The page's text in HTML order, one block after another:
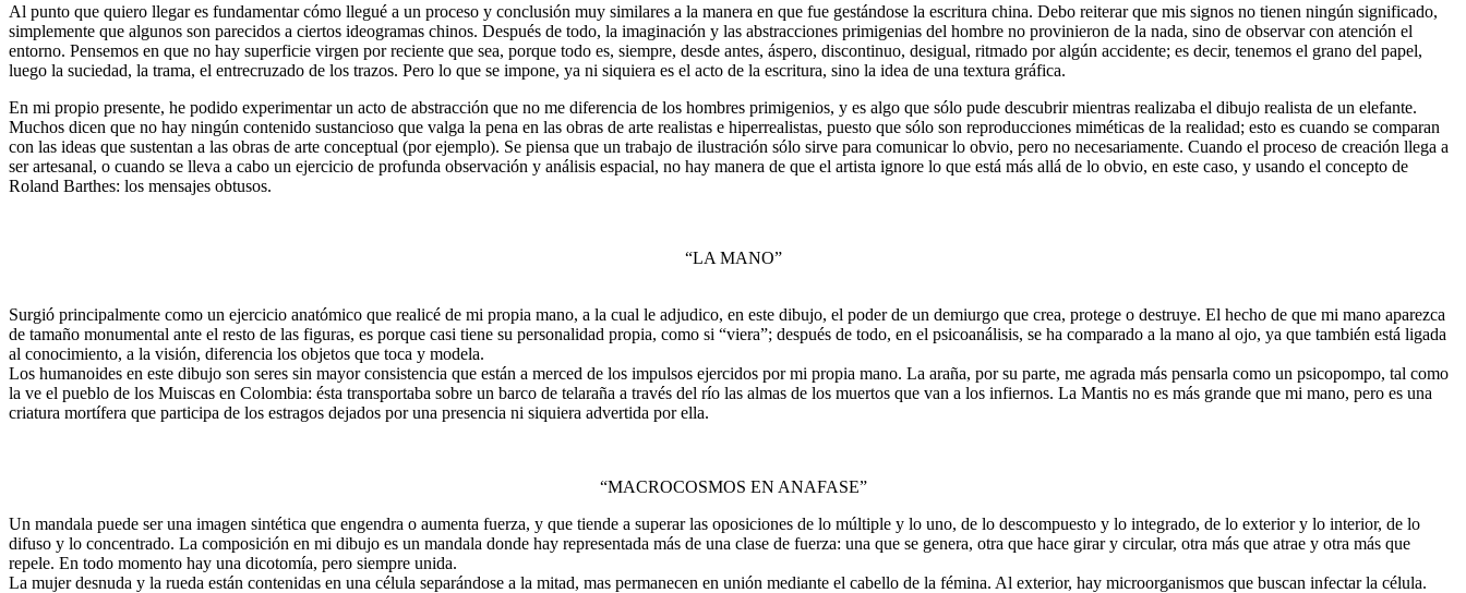
Al punto que quiero llegar es fundamentar cómo llegué a un proceso y conclusión muy similares a la manera en que fue gestándose la escritura china. Debo reiterar que mis signos no tienen ningún significado,
simplemente que algunos son parecidos a ciertos ideogramas chinos. Después de todo, la imaginación y las abstracciones primigenias del hombre no provinieron de la nada, sino de observar con atención el
entorno. Pensemos en que no hay superficie virgen por reciente que sea, porque todo es, siempre, desde antes, áspero, discontinuo, desigual, ritmado por algún accidente; es decir, tenemos el grano del papel,
luego la suciedad, la trama, el entrecruzado de los trazos. Pero lo que se impone, ya ni siquiera es el acto de la escritura, sino la idea de una textura gráfica.
En mi propio presente, he podido experimentar un acto de abstracción que no me diferencia de los hombres primigenios, y es algo que sólo pude descubrir mientras realizaba el dibujo realista de un elefante.
Muchos dicen que no hay ningún contenido sustancioso que valga la pena en las obras de arte realistas e hiperrealistas, puesto que sólo son reproducciones miméticas de la realidad; esto es cuando se comparan
con las ideas que sustentan a las obras de arte conceptual (por ejemplo). Se piensa que un trabajo de ilustración sólo sirve para comunicar lo obvio, pero no necesariamente. Cuando el proceso de creación llega a
ser artesanal, o cuando se lleva a cabo un ejercicio de profunda observación y análisis espacial, no hay manera de que el artista ignore lo que está más allá de lo obvio, en este caso, y usando el concepto de
Roland Barthes: los mensajes obtusos.
“LA MANO”
Surgió principalmente como un ejercicio anatómico que realicé de mi propia mano, a la cual le adjudico, en este dibujo, el poder de un demiurgo que crea, protege o destruye. El hecho de que mi mano aparezca
de tamaño monumental ante el resto de las figuras, es porque casi tiene su personalidad propia, como si “viera”; después de todo, en el psicoanálisis, se ha comparado a la mano al ojo, ya que también está ligada
al conocimiento, a la visión, diferencia los objetos que toca y modela.
Los humanoides en este dibujo son seres sin mayor consistencia que están a merced de los impulsos ejercidos por mi propia mano. La araña, por su parte, me agrada más pensarla como un psicopompo, tal como
la ve el pueblo de los Muiscas en Colombia: ésta transportaba sobre un barco de telaraña a través del río las almas de los muertos que van a los infiernos. La Mantis no es más grande que mi mano, pero es una
criatura mortífera que participa de los estragos dejados por una presencia ni siquiera advertida por ella.
“MACROCOSMOS EN ANAFASE”
Un mandala puede ser una imagen sintética que engendra o aumenta fuerza, y que tiende a superar las oposiciones de lo múltiple y lo uno, de lo descompuesto y lo integrado, de lo exterior y lo interior, de lo
difuso y lo concentrado. La composición en mi dibujo es un mandala donde hay representada más de una clase de fuerza: una que se genera, otra que hace girar y circular, otra más que atrae y otra más que
repele. En todo momento hay una dicotomía, pero siempre unida.
La mujer desnuda y la rueda están contenidas en una célula separándose a la mitad, mas permanecen en unión mediante el cabello de la fémina. Al exterior, hay microorganismos que buscan infectar la célula.